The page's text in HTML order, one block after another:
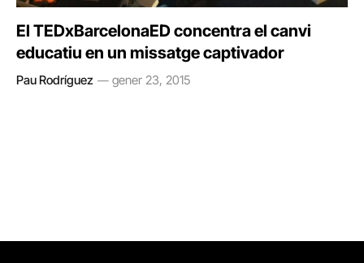
El TEDxBarcelonaED concentra el canvi
educatiu en un missatge captivador
Pau Rodríguez gener 23, 2015